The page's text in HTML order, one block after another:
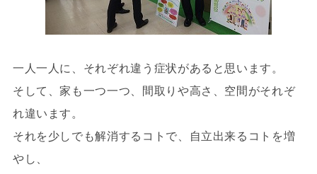
一人一人に、それぞれ違う症状があると思います。
そして、家も一つ一つ、間取りや高さ、空間がそれぞ
れ違います。
それを少しでも解消するコトで、自立出来るコトを増
やし、